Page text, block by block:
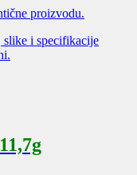
proizvodu.
i specifikacije